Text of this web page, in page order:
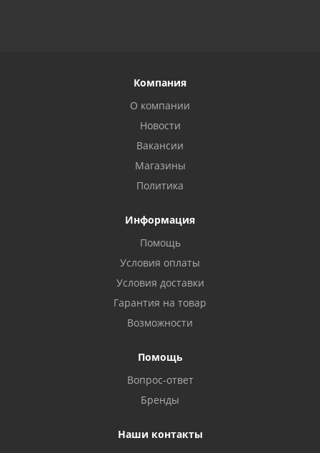
Компания
О компании
Новости
Вакансии
Магазины
Политика
Информация
Помощь
Условия оплаты
Условия доставки
Гарантия на товар
Возможности
Помощь
Вопрос-ответ
Бренды
Наши контакты